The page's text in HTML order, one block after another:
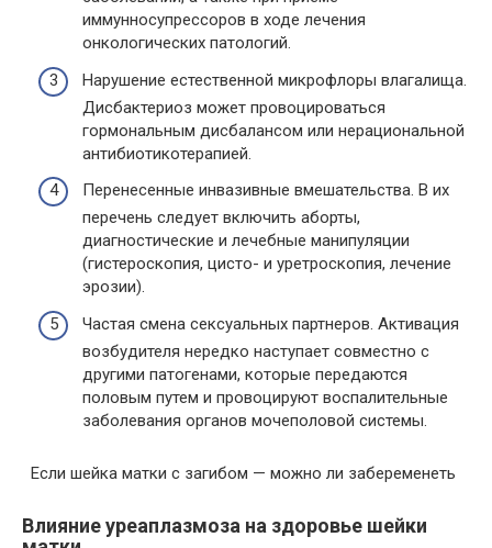
иммунносупрессоров в ходе лечения
онкологических патологий.
Нарушение естественной микрофлоры влагалища.
Дисбактериоз может провоцироваться
гормональным дисбалансом или нерациональной
антибиотикотерапией.
Перенесенные инвазивные вмешательства. В их
перечень следует включить аборты,
диагностические и лечебные манипуляции
(гистероскопия, цисто- и уретроскопия, лечение
эрозии).
Частая смена сексуальных партнеров. Активация
возбудителя нередко наступает совместно с
другими патогенами, которые передаются
половым путем и провоцируют воспалительные
заболевания органов мочеполовой системы.
Если шейка матки с загибом — можно ли забеременеть
Влияние уреаплазмоза на здоровье шейки